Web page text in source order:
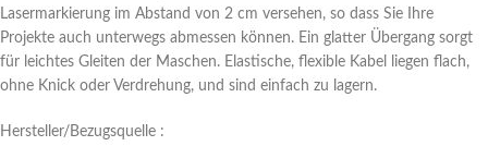
Lasermarkierung im Abstand von 2 cm versehen, so dass Sie Ihre
Projekte auch unterwegs abmessen können. Ein glatter Übergang sorgt
für leichtes Gleiten der Maschen. Elastische, flexible Kabel liegen flach,
ohne Knick oder Verdrehung, und sind einfach zu lagern.
Hersteller/Bezugsquelle :